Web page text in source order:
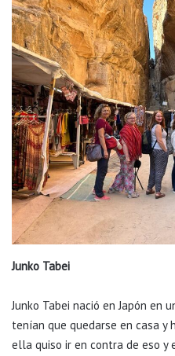
Junko Tabei
Junko Tabei nació en Japón en
tenían que quedarse en casa y
ella quiso ir en contra de eso y